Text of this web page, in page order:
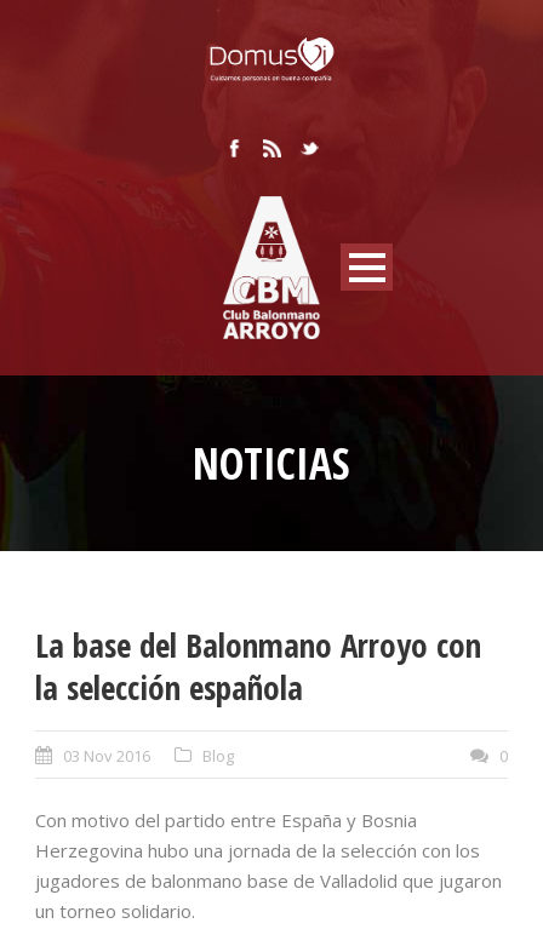
NOTICIAS
La base del Balonmano Arroyo con
la selección española
03 Nov 2016 Blog 0
Con motivo del partido entre España y Bosnia
Herzegovina hubo una jornada de la selección con los
jugadores de balonmano base de Valladolid que jugaron
un torneo solidario.